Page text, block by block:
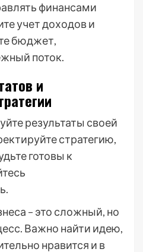
финансами
учет доходов и
бюджет,
поток.
и
результаты своей
стратегию,
готовы к
– это сложный, но
Важно найти идею,
нравится и в